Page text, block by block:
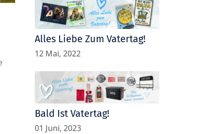
Alles Liebe Zum Vatertag!
12 Mai, 2022
Bald Ist Vatertag!
01 Juni, 2023